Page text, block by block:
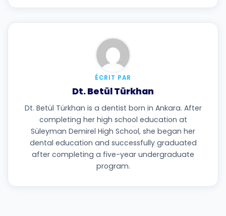
ÉCRIT PAR
Dt. Betül Türkhan
Dt. Betül Türkhan is a dentist born in Ankara. After
completing her high school education at
Süleyman Demirel High School, she began her
dental education and successfully graduated
after completing a five-year undergraduate
program.